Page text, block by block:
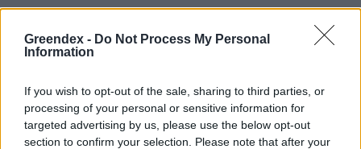
Greendex - Do Not Process My Personal
Information
If you wish to opt-out of the sale, sharing to third parties, or
processing of your personal or sensitive information for
targeted advertising by us, please use the below opt-out
section to confirm your selection. Please note that after your
ismert gyógynövény
EGÉSZSÉGÜNK Börzsey Barbara 1 perc